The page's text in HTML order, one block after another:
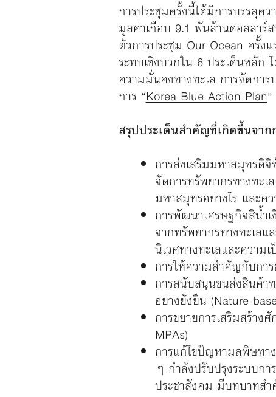
การประชุมครั้งนี้ได้มีการบรรลุ
มูลค่าเกือบ 9.1 พันล้านดอลลาร์
ตัวการประชุม Our Ocean ครั้ง
ระทบเชิงบวกใน 6 ประเด็นหลัก
ความมั่นคงทางทะเล การจัดกา
การ “Korea Blue Action Plan”
สรุปประเด็นสำคัญที่เกิดขึ้นจาก
การส่งเสริมมหาสมุทรดิ
จัดการทรัพยากรทางทะเ
มหาสมุทรอย่างไร และค
การพัฒนาเศรษฐกิจสีน้ำ
จากทรัพยากรทางทะเล
นิเวศทางทะเลและควา
การให้ความสำคัญกับกา
การสนับสนุนขนส่งสินค้า
อย่างยั่งยืน (Nature-
การขยายการเสริมสร้า
MPAs)
การแก้ไขปัญหามลพิษทา
ๆ กำลังปรับปรุงระบบก
ประชาสังคม มีบทบาทส